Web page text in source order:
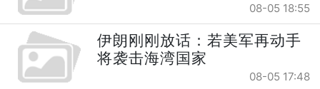
08-05 18:55
伊朗刚刚放话：若美军再动手
将袭击海湾国家
08-05 17:48